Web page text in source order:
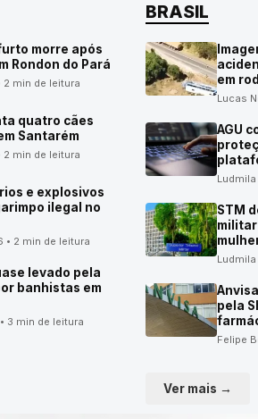
morre após
Rondon do Pará
min de leitura
quatro cães
Santarém
min de leitura
e explosivos
ilegal no
• 2 min de leitura
levado pela
banhistas em
3 min de leitura
BRASIL
em
Lucas
AGU
STM
militar
pela
Felipe
Ver mais →